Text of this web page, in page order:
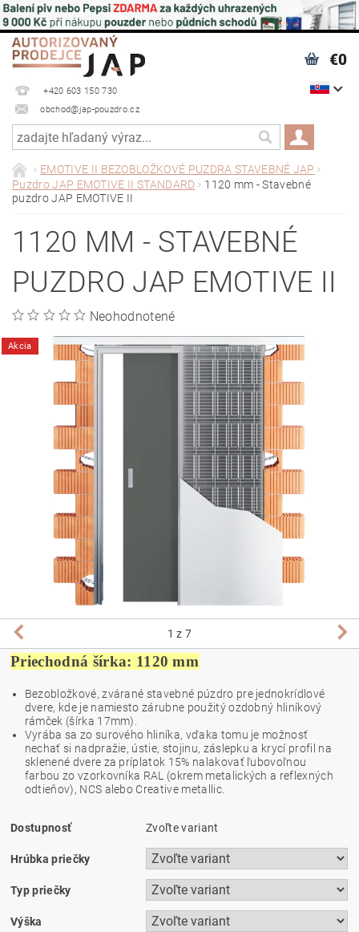
+420 603 150 730
obchod@jap-pouzdro.cz
€0
EMOTIVE II BEZOBLOŽKOVÉ PUZDRA STAVEBNÉ JAP
Puzdro JAP EMOTIVE II STANDARD
1120 mm - Stavebné
puzdro JAP EMOTIVE II
1120 MM - STAVEBNÉ
PUZDRO JAP EMOTIVE II
Neohodnotené
Akcia
1 z 7
Priechodná šírka: 1120 mm
Bezobložkové, zvárané stavebné púzdro pre jednokrídlové
dvere, kde je namiesto zárubne použitý ozdobný hliníkový
rámček (šírka 17mm).
Vyrába sa zo surového hliníka, vďaka tomu je možnosť
nechať si nadpražie, ústie, stojinu, záslepku a krycí profil na
sklenené dvere za príplatok 15% nalakovať ľubovoľnou
farbou zo vzorkovníka RAL (okrem metalických a reflexných
odtieňov), NCS alebo Creative metallic.
Dostupnosť Zvoľte variant
Hrúbka priečky
Typ priečky
Výška